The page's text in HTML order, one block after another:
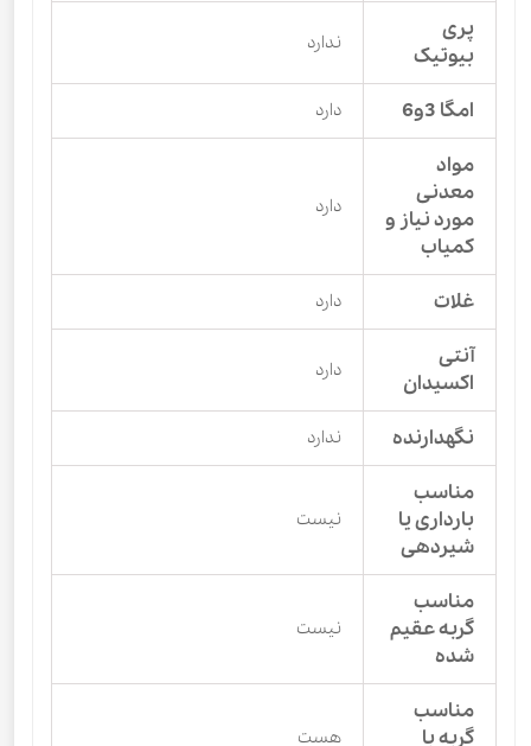
پری
بیوتیک
ندارد
امگا 3و6 دارد
مواد
معدنی
مورد نیاز و
کمیاب
دارد
غلات دارد
آنتی
اکسیدان
دارد
نگهدارنده ندارد
مناسب
بارداری یا
شیردهی
نیست
مناسب
گربه عقیم
شده
نیست
مناسب
گربه با
هست